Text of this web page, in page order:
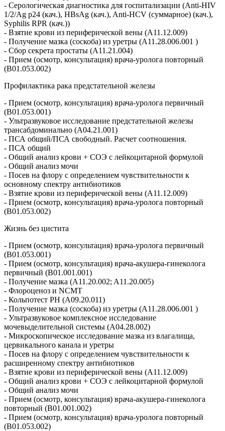
- Серологическая диагностика для госпитализации (Anti-HIV
1/2/Ag p24 (кач.), HBsAg (кач.), Anti-HCV (суммарное) (кач.),
Syphilis RPR (кач.))
- Взятие крови из периферической вены (A11.12.009)
- Получение мазка (соскоба) из уретры (A11.28.006.001 )
- Сбор секрета простаты (A11.21.004)
- Прием (осмотр, консультация) врача-уролога повторный
(B01.053.002)
Профилактика рака предстательной железы
- Прием (осмотр, консультация) врача-уролога первичный
(B01.053.001)
- Ультразвуковое исследование предстательной железы
трансабдоминально (A04.21.001)
- ПСА общий/ПСА свободный. Расчет соотношения.
- ПСА общий
- Общий анализ крови + СОЭ с лейкоцитарной формулой
- Общий анализ мочи
- Посев нa флору c определением чувствительности к
основному спектру антибиотиков
- Взятие крови из периферической вены (A11.12.009)
- Прием (осмотр, консультация) врача-уролога повторный
(B01.053.002)
Жизнь без цистита
- Прием (осмотр, консультация) врача-уролога первичный
(B01.053.001)
- Прием (осмотр, консультация) врача-акушера-гинеколога
первичный (B01.001.001)
- Получение мазка (A11.20.002; A11.20.005)
- Флороценоз и NCMT
- Кольпотест PH (A09.20.011)
- Получение мазка (соскоба) из уретры (A11.28.006.001 )
- Ультразвуковое комплексное исследование
мочевыделительной системы (A04.28.002)
- Микроскопическое исследование мазка из влагалища,
цервикального канала и уретры
- Посев нa флору c определением чувствительности к
расширенному спектру антибиотиков
- Взятие крови из периферической вены (A11.12.009)
- Общий анализ крови + СОЭ с лейкоцитарной формулой
- Общий анализ мочи
- Прием (осмотр, консультация) врача-акушера-гинеколога
повторный (B01.001.002)
- Прием (осмотр, консультация) врача-уролога повторный
(B01.053.002)